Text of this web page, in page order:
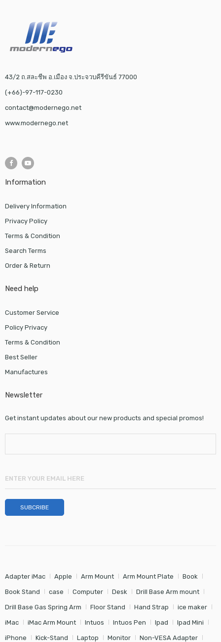
43/2 ถ.สละชีพ อ.เมือง จ.ประจวบคีรีขันธ์ 77000
(+66)-97-117-0230
contact@modernego.net
www.modernego.net
Information
Delivery Information
Privacy Policy
Terms & Condition
Search Terms
Order & Return
Need help
Customer Service
Policy Privacy
Terms & Condition
Best Seller
Manufactures
Newsletter
Get instant updates about our new products and special promos!
Adapter iMac Apple Arm Mount Arm Mount Plate Book
Book Stand case Computer Desk Drill Base Arm mount
Drill Base Gas Spring Arm Floor Stand Hand Strap ice maker
iMac iMac Arm Mount Intuos Intuos Pen Ipad Ipad Mini
iPhone Kick-Stand Laptop Monitor Non-VESA Adapter